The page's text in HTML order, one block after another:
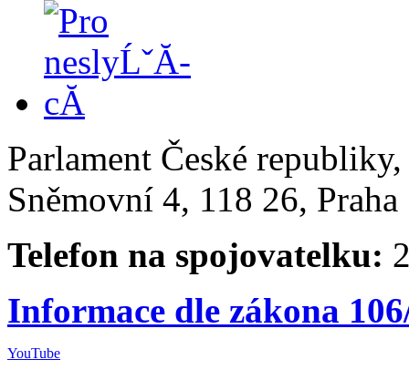
Parlament České
Sněmovní 4, 118 26,
Telefon na spojovatelku:
Informace dle zákona
YouTube